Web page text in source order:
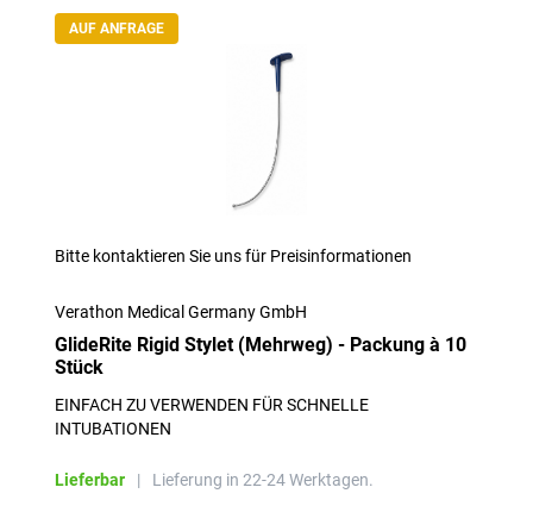
AUF ANFRAGE
Bitte kontaktieren Sie uns für Preisinformationen
Verathon Medical Germany GmbH
GlideRite Rigid Stylet (Mehrweg) - Packung à 10
Stück
EINFACH ZU VERWENDEN FÜR SCHNELLE
INTUBATIONEN
Lieferbar | Lieferung in 22-24 Werktagen.